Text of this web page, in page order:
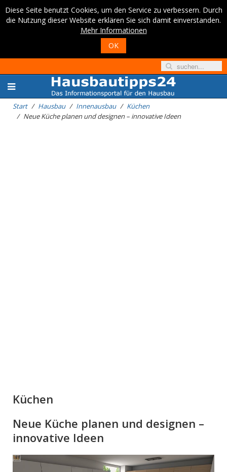
Diese Seite benutzt Cookies, um den Service zu verbessern. Durch
die Nutzung dieser Website erklären Sie sich damit einverstanden.
Mehr Informationen
OK
Start Hausbau Innenausbau
Küchen
Neue Küche planen und designen – innovative Ideen
Küchen
Neue Küche planen und designen –
innovative Ideen